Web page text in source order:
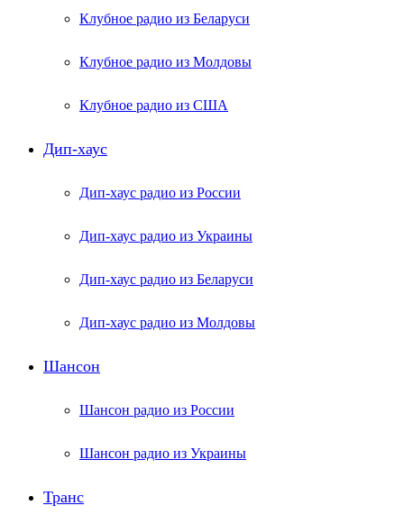
Клубное радио из Беларуси
Клубное радио из Молдовы
Клубное радио из США
Дип-хаус
Дип-хаус радио из России
Дип-хаус радио из Украины
Дип-хаус радио из Беларуси
Дип-хаус радио из Молдовы
Шансон
Шансон радио из России
Шансон радио из Украины
Транс